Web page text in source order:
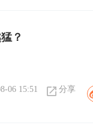
？
06 15:51 分享